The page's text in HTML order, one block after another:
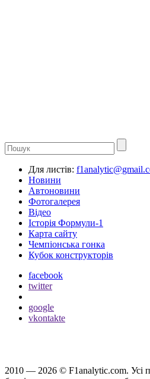
Для листів:
Новини
Автоновини
Фотогалерея
Відео
Історія Формули-1
Карта сайту
Чемпіонська гонка
Кубок конструкторів
facebook
twitter
google
vkontakte
2010 — 2026 © F1analytic.com. Усi